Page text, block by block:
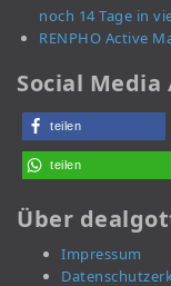
noch 14 Tage in
RENPHO Active
Social Media
teilen
teilen
Über
Impressum